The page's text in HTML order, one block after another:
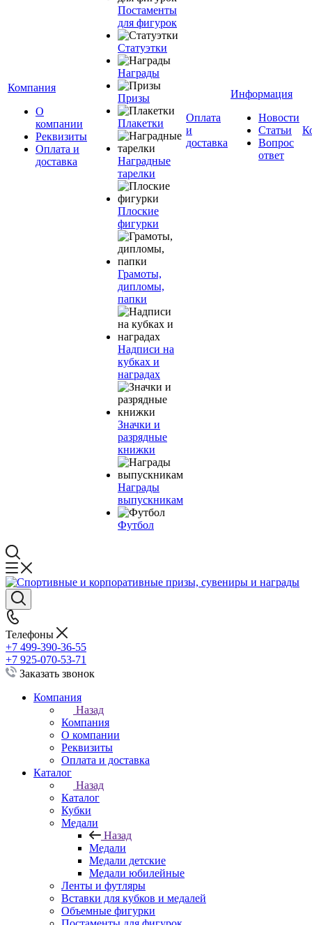
Компания
О
компании
Реквизиты
Оплата и
доставка
Постаменты
для фигурок
Статуэтки
Награды
Призы
Плакетки
Наградные
тарелки
Плоские
фигурки
Грамоты,
дипломы,
папки
Надписи на
кубках и
наградах
Значки и
разрядные
книжки
Награды
выпускникам
Футбол
Оплата
и
доставка
Информация
Новости
Статьи
Вопрос
ответ
Телефоны
+7 499-390-36-55
+7 925-070-53-71
Заказать звонок
Компания
Назад
Компания
О компании
Реквизиты
Оплата и доставка
Каталог
Назад
Каталог
Кубки
Медали
Назад
Медали
Медали детские
Медали юбилейные
Ленты и футляры
Вставки для кубков и медалей
Объемные фигурки